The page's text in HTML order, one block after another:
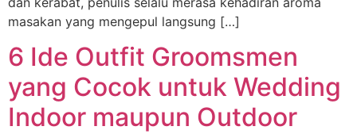
masakan yang mengepul langsung […]
6 Ide Outfit Groomsmen
yang Cocok untuk Wedding
Indoor maupun Outdoor